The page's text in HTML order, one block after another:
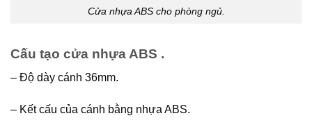
Cửa nhựa ABS cho phòng ngủ.
Cấu tạo cửa nhựa ABS .
– Độ dày cánh 36mm.
– Kết cấu của cánh bằng nhựa ABS.